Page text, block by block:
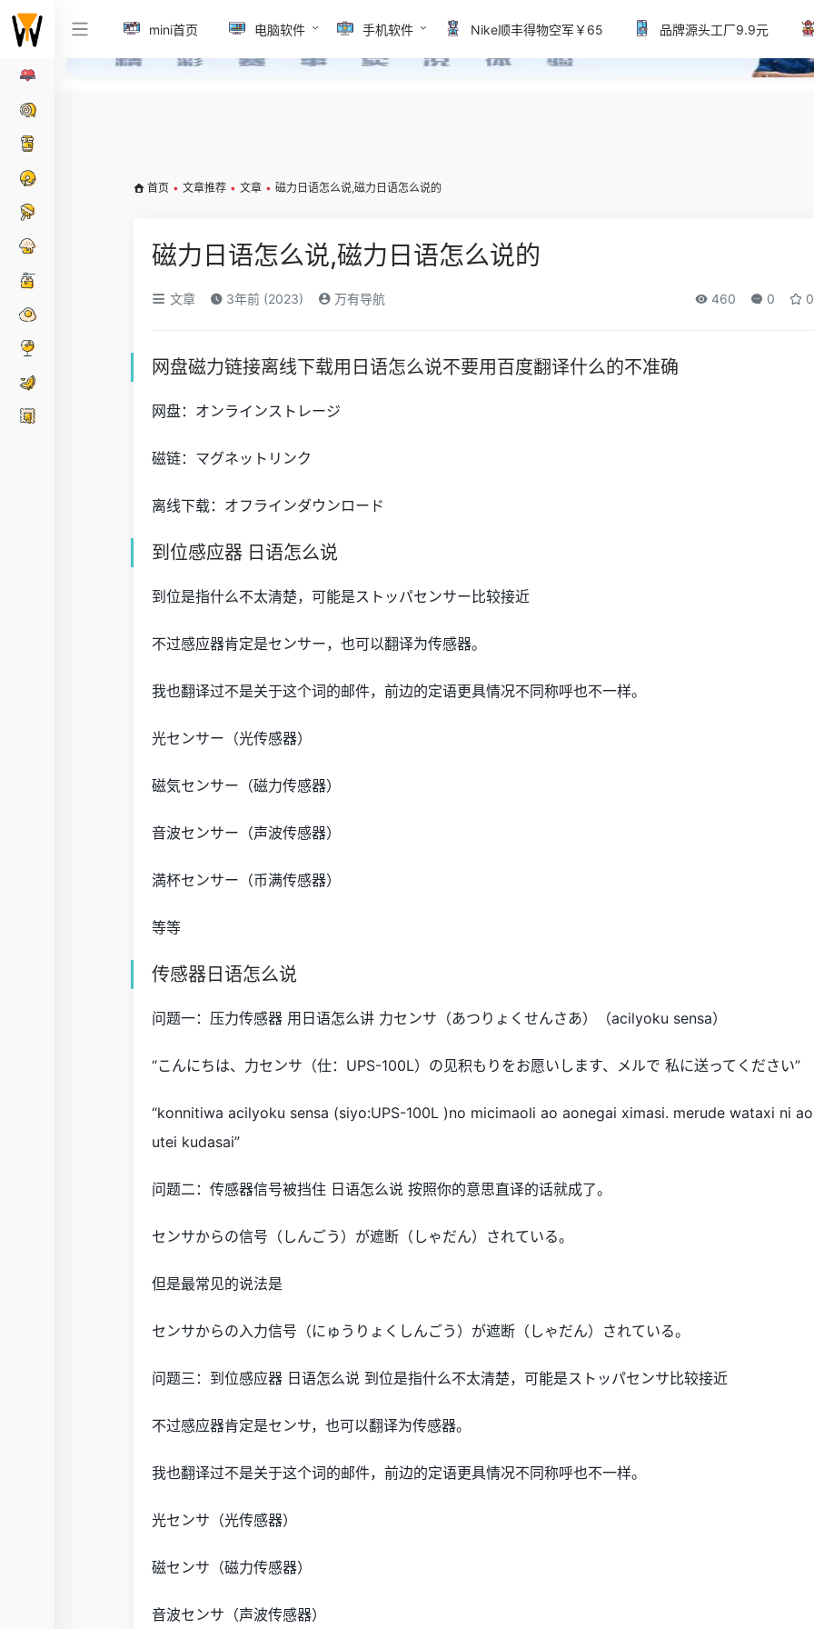
mini首页 电脑软件 手机软件 Nike顺丰得物空军￥65 品牌源头工厂9.9元
首页 • 文章推荐 • 文章 • 磁力日语怎么说,磁力日语怎么说的
磁力日语怎么说,磁力日语怎么说的
文章 3年前 (2023) 万有导航 460 0 0
网盘磁力链接离线下载用日语怎么说不要用百度翻译什么的不准确
网盘：オンラインストレージ
磁链：マグネットリンク
离线下载：オフラインダウンロード
到位感应器 日语怎么说
到位是指什么不太清楚，可能是ストッパセンサー比较接近
不过感应器肯定是センサー，也可以翻译为传感器。
我也翻译过不是关于这个词的邮件，前边的定语更具情况不同称呼也不一样。
光センサー（光传感器）
磁気センサー（磁力传感器）
音波センサー（声波传感器）
満杯センサー（币满传感器）
等等
传感器日语怎么说
问题一：压力传感器 用日语怎么讲 力センサ（あつりょくせんさあ）（acilyoku sensa）
“こんにちは、力センサ（仕：UPS-100L）の见积もりをお愿いします、メルで 私に送ってください”
“konnitiwa acilyoku sensa (siyo:UPS-100L )no micimaoli ao aonegai ximasi. merude wataxi ni
utei kudasai”
问题二：传感器信号被挡住 日语怎么说 按照你的意思直译的话就成了。
センサからの信号（しんごう）が遮断（しゃだん）されている。
但是最常见的说法是
センサからの入力信号（にゅうりょくしんごう）が遮断（しゃだん）されている。
问题三：到位感应器 日语怎么说 到位是指什么不太清楚，可能是ストッパセンサ比较接近
不过感应器肯定是センサ，也可以翻译为传感器。
我也翻译过不是关于这个词的邮件，前边的定语更具情况不同称呼也不一样。
光センサ（光传感器）
磁センサ（磁力传感器）
音波センサ（声波传感器）